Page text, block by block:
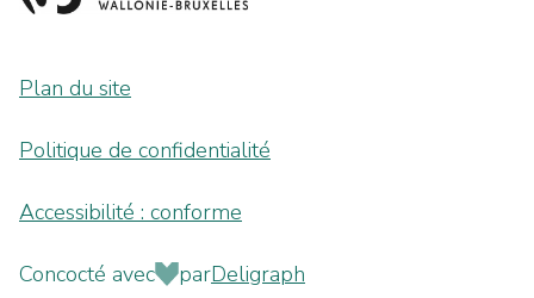
Plan du site
Politique de confidentialité
Accessibilité : conforme
Concocté avec parDeligraph